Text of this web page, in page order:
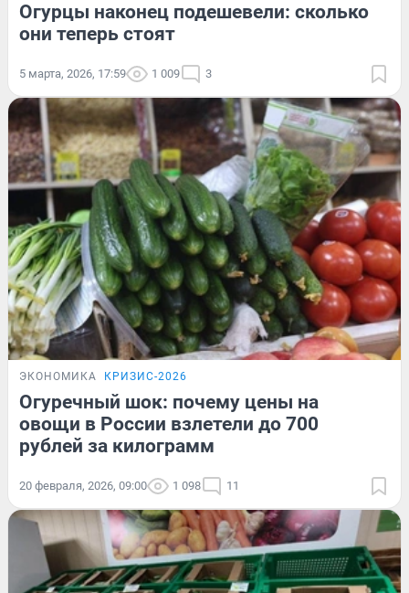
Огурцы наконец подешевели: сколько
они теперь стоят
5 марта, 2026, 17:59 1 009 3
ЭКОНОМИКА КРИЗИС-2026
Огуречный шок: почему цены на
овощи в России взлетели до 700
рублей за килограмм
20 февраля, 2026, 09:00 1 098 11